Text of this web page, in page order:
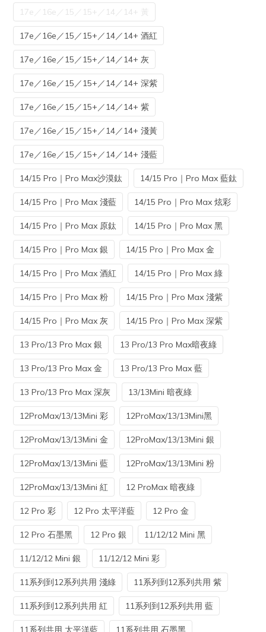
17e／16e／15／15+／14／14+ 黃
17e／16e／15／15+／14／14+ 酒紅
17e／16e／15／15+／14／14+ 灰
17e／16e／15／15+／14／14+ 深紫
17e／16e／15／15+／14／14+ 紫
17e／16e／15／15+／14／14+ 淺黃
17e／16e／15／15+／14／14+ 淺藍
14/15 Pro｜Pro Max沙漠鈦 14/15 Pro｜Pro Max 藍鈦
14/15 Pro｜Pro Max 淺藍 14/15 Pro｜Pro Max 炫彩
14/15 Pro｜Pro Max 原鈦 14/15 Pro｜Pro Max 黑
14/15 Pro｜Pro Max 銀 14/15 Pro｜Pro Max 金
14/15 Pro｜Pro Max 酒紅 14/15 Pro｜Pro Max 綠
14/15 Pro｜Pro Max 粉 14/15 Pro｜Pro Max 淺紫
14/15 Pro｜Pro Max 灰 14/15 Pro｜Pro Max 深紫
13 Pro/13 Pro Max 銀 13 Pro/13 Pro Max暗夜綠
13 Pro/13 Pro Max 金 13 Pro/13 Pro Max 藍
13 Pro/13 Pro Max 深灰 13/13Mini 暗夜綠
12ProMax/13/13Mini 彩 12ProMax/13/13Mini黑
12ProMax/13/13Mini 金 12ProMax/13/13Mini 銀
12ProMax/13/13Mini 藍 12ProMax/13/13Mini 粉
12ProMax/13/13Mini 紅 12 ProMax 暗夜綠
12 Pro 彩 12 Pro 太平洋藍 12 Pro 金
12 Pro 石墨黑 12 Pro 銀 11/12/12 Mini 黑
11/12/12 Mini 銀 11/12/12 Mini 彩
11系列到12系列共用 淺綠 11系列到12系列共用 紫
11系列到12系列共用 紅 11系列到12系列共用 藍
11系列共用 太平洋藍 11系列共用 石墨黑